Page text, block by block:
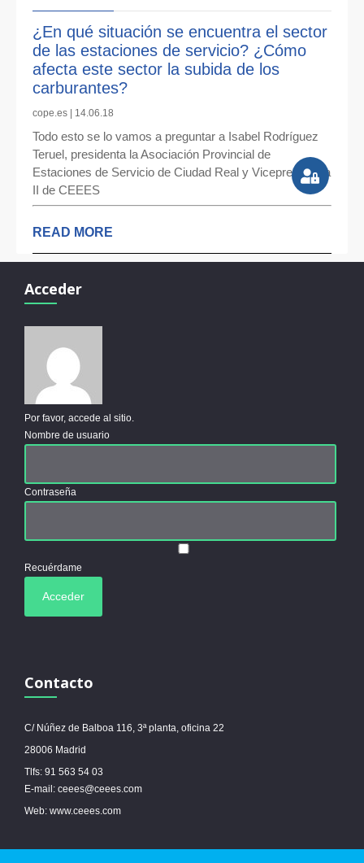
¿En qué situación se encuentra el sector
de las estaciones de servicio? ¿Cómo
afecta este sector la subida de los
carburantes?
cope.es | 14.06.18
Todo esto se lo vamos a preguntar a Isabel Rodríguez
Teruel, presidenta la Asociación Provincial de
Estaciones de Servicio de Ciudad Real y Vicepresidenta
II de CEEES
READ MORE
Acceder
Por favor, accede al sitio.
Nombre de usuario
Contraseña
Recuérdame
Contacto
C/ Núñez de Balboa 116, 3ª planta, oficina 22
28006 Madrid
Tlfs: 91 563 54 03
E-mail: ceees@ceees.com
Web: www.ceees.com